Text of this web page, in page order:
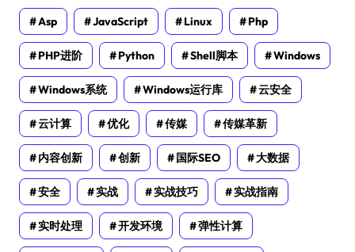
Asp JavaScript Linux Php
PHP进阶 Python Shell脚本 Windows
Windows系统 Windows运行库 云安全
云计算 优化 传媒 传媒革新
内容创新 创新 国际SEO 大数据
安全 实战 实战技巧 实战指南
实时处理 开发环境 弹性计算